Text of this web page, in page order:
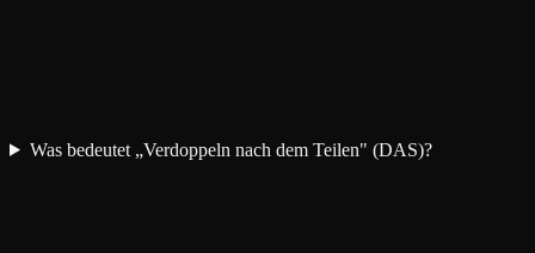
Was bedeutet „Verdoppeln nach dem Teilen" (DAS)?